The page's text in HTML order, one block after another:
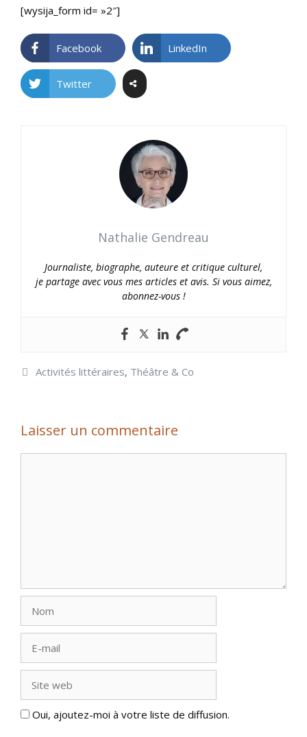
[wysija_form id= »2″]
Facebook LinkedIn
Twitter
Nathalie Gendreau
Journaliste, biographe, auteure et critique culturel,
je partage avec vous mes articles et avis. Si vous aimez,
abonnez-vous !
Catégories
Activités littéraires, Théâtre & Co
Laisser un commentaire
mail
web
Oui, ajoutez-moi à votre liste de diffusion.